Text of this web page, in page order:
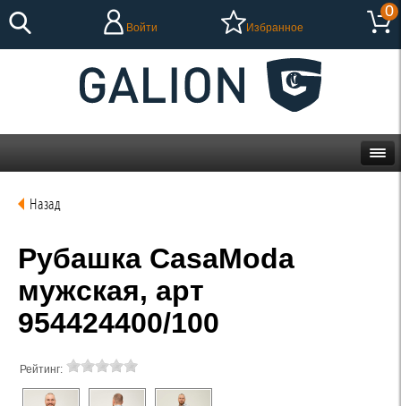
Войти Избранное
0
Назад
Рубашка CasaModa
мужская, арт
954424400/100
Рейтинг: